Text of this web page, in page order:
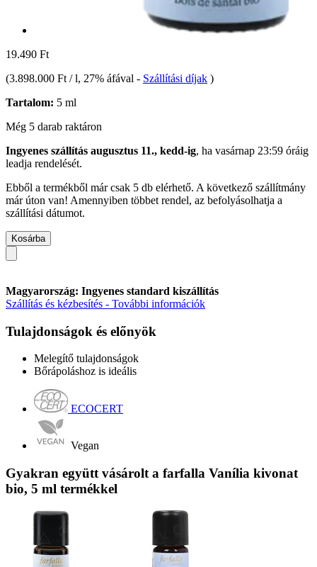
19.490 Ft
(3.898.000 Ft / l, 27% áfával - Szállítási díjak )
Tartalom: 5 ml
Még 5 darab raktáron
Ingyenes szállítás augusztus 11., kedd-ig, ha vasárnap 23:59 óráig
leadja rendelését.
Ebből a termékből már csak 5 db elérhető. A következő szállítmány
már úton van! Amennyiben többet rendel, az befolyásolhatja a
szállítási dátumot.
Kosárba
Magyarország: Ingyenes standard kiszállítás
Szállítás és kézbesítés - További információk
Tulajdonságok és előnyök
Melegítő tulajdonságok
Bőrápoláshoz is ideális
ECOCERT
Vegan
Gyakran együtt vásárolt a farfalla Vanília kivonat
bio, 5 ml termékkel